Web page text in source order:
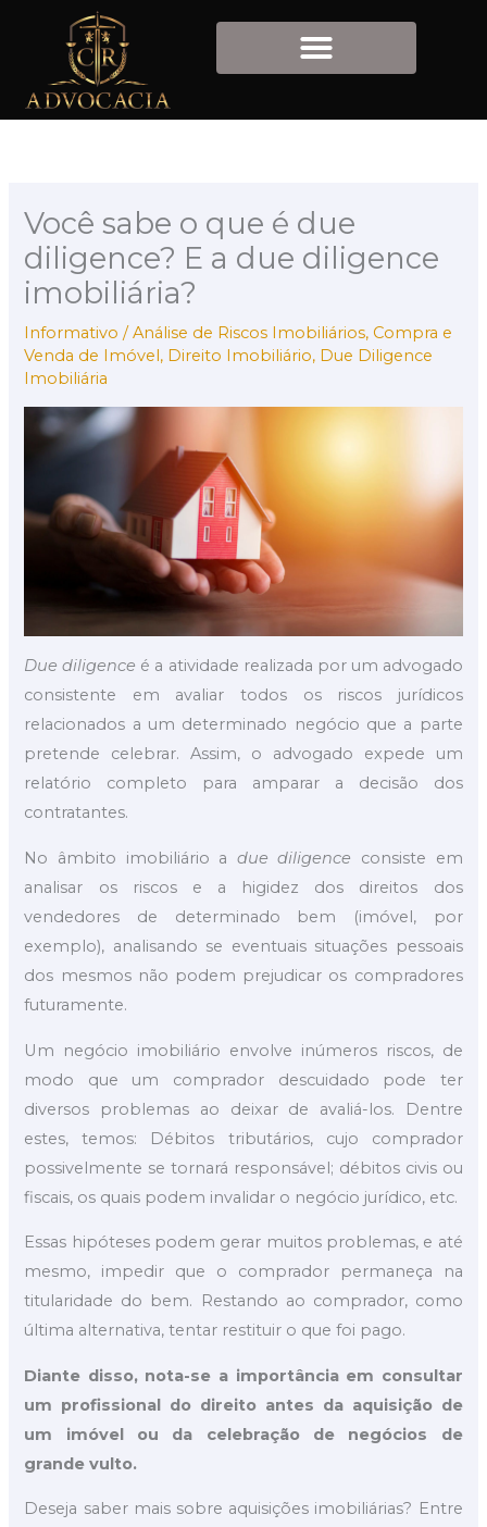
conteúdo
Você sabe o que é due
diligence? E a due diligence
imobiliária?
Informativo /Análise de Riscos Imobiliários, Compra e
Venda de Imóvel, Direito Imobiliário, Due Diligence
Imobiliária
Due diligence é a atividade realizada por um advogado
consistente em avaliar todos os riscos jurídicos
relacionados a um determinado negócio que a parte
pretende celebrar. Assim, o advogado expede um
relatório completo para amparar a decisão dos
contratantes.
No âmbito imobiliário a due diligence consiste em
analisar os riscos e a higidez dos direitos dos
vendedores de determinado bem (imóvel, por
exemplo), analisando se eventuais situações pessoais
dos mesmos não podem prejudicar os compradores
futuramente.
Um negócio imobiliário envolve inúmeros riscos, de
modo que um comprador descuidado pode ter
diversos problemas ao deixar de avaliá-los. Dentre
estes, temos: Débitos tributários, cujo comprador
possivelmente se tornará responsável; débitos civis ou
fiscais, os quais podem invalidar o negócio jurídico, etc.
Essas hipóteses podem gerar muitos problemas, e até
mesmo, impedir que o comprador permaneça na
titularidade do bem. Restando ao comprador, como
última alternativa, tentar restituir o que foi pago.
Diante disso, nota-se a importância em consultar
um profissional do direito antes da aquisição de
um imóvel ou da celebração de negócios de
grande vulto.
Deseja saber mais sobre aquisições imobiliárias? Entre